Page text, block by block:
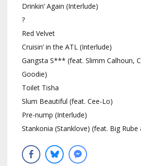
Drinkin’ Again (Interlude)
?
Red Velvet
Cruisin’ in the ATL (Interlude)
Gangsta S*** (feat. Slimm Calhoun,
Goodie)
Toilet Tisha
Slum Beautiful (feat. Cee-Lo)
Pre-nump (Interlude)
Stankonia (Stanklove) (feat. Big